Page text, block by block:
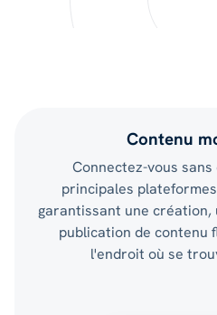
Contenu
Connectez-vous
principales
garantissant une création,
publication de contenu
l'endroit où se